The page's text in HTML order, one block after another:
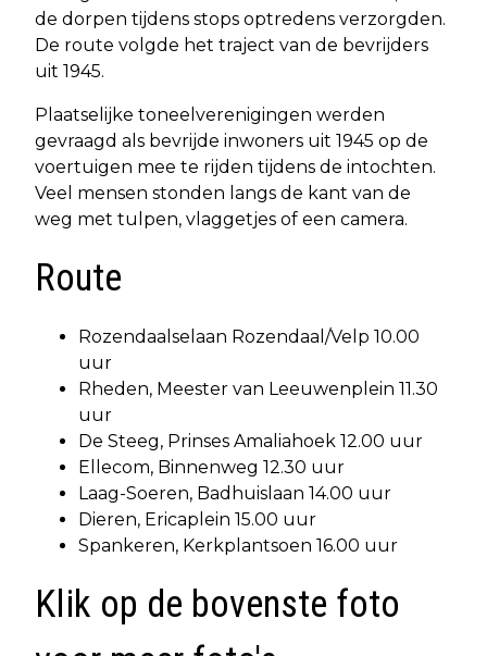
de dorpen tijdens stops optredens verzorgden.
De route volgde het traject van de bevrijders
uit 1945.
Plaatselijke toneelverenigingen werden
gevraagd als bevrijde inwoners uit 1945 op de
voertuigen mee te rijden tijdens de intochten.
Veel mensen stonden langs de kant van de
weg met tulpen, vlaggetjes of een camera.
Route
Rozendaalselaan Rozendaal/Velp 10.00
uur
Rheden, Meester van Leeuwenplein 11.30
uur
De Steeg, Prinses Amaliahoek 12.00 uur
Ellecom, Binnenweg 12.30 uur
Laag-Soeren, Badhuislaan 14.00 uur
Dieren, Ericaplein 15.00 uur
Spankeren, Kerkplantsoen 16.00 uur
Klik op de bovenste foto